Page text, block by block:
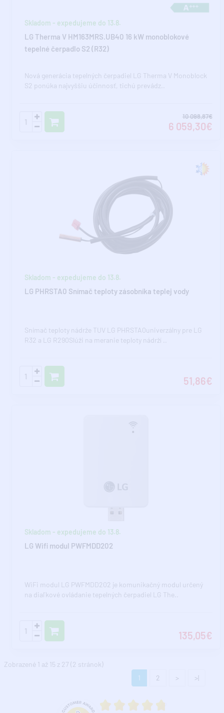
Skladom - expedujeme do 13.8.
LG Therma V HM163MRS.UB40 16 kW monoblokové
tepelné čerpadlo S2 (R32)
Nová generácia tepelných čerpadiel LG Therma V Monoblock
S2 ponúka najvyššiu účinnosť, tichú prevádz..
10 098,87€
6 059,30€
Skladom - expedujeme do 13.8.
LG PHRSTA0 Snímač teploty zásobníka teplej vody
Snímač teploty nádrže TUV LG PHRSTA0univerzálny pre LG
R32 a LG R290Slúži na meranie teploty nádrží ..
51,86€
Skladom - expedujeme do 13.8.
LG Wifi modul PWFMDD202
WiFi modul LG PWFMDD202 je komunikačný modul určený
na diaľkové ovládanie tepelných čerpadiel LG The..
135,05€
Zobrazené 1 až 15 z 27 (2 stránok)
1
2 > >|
Priemerné hodnotenie 4.8 z 5